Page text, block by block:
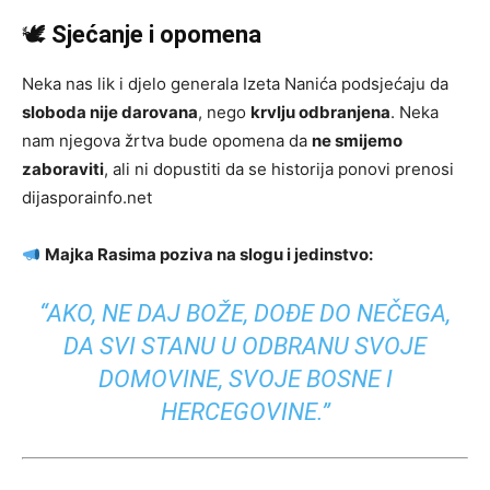
🕊 Sjećanje i opomena
Neka nas lik i djelo generala Izeta Nanića podsjećaju da
sloboda nije darovana, nego krvlju odbranjena. Neka
nam njegova žrtva bude opomena da ne smijemo
zaboraviti, ali ni dopustiti da se historija ponovi prenosi
dijasporainfo.net
Majka Rasima poziva na slogu i jedinstvo:
“AKO, NE DAJ BOŽE, DOĐE DO NEČEGA,
DA SVI STANU U ODBRANU SVOJE
DOMOVINE, SVOJE BOSNE I
HERCEGOVINE.”